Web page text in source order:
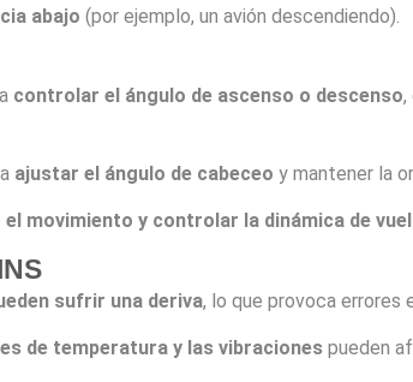
abajo (por ejemplo, un avión descendiendo).
controlar el ángulo de ascenso o descenso,
ajustar el ángulo de cabeceo y mantener la
movimiento y controlar la dinámica de
sufrir una deriva, lo que provoca errores
de temperatura y las vibraciones pueden